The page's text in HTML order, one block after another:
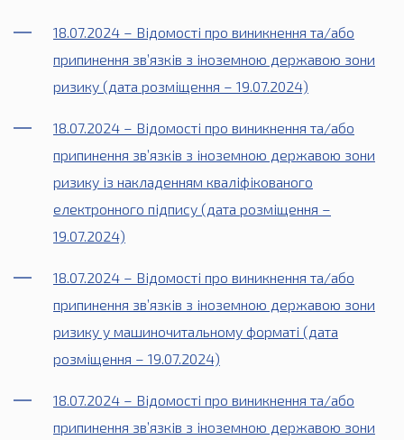
18.07.2024 – Відомості про виникнення та/або
припинення зв’язків з іноземною державою зони
ризику (дата розміщення – 19.07.2024)
18.07.2024 – Відомості про виникнення та/або
припинення зв’язків з іноземною державою зони
ризику із накладенням кваліфікованого
електронного підпису (дата розміщення –
19.07.2024)
18.07.2024 – Відомості про виникнення та/або
припинення зв’язків з іноземною державою зони
ризику у машиночитальному форматі (дата
розміщення – 19.07.2024)
18.07.2024 – Відомості про виникнення та/або
припинення зв’язків з іноземною державою зони